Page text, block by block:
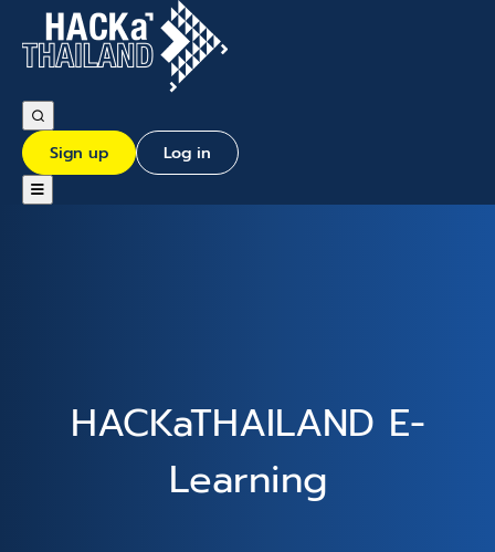
Sign up Log in
HACKaTHAILAND E-
Learning